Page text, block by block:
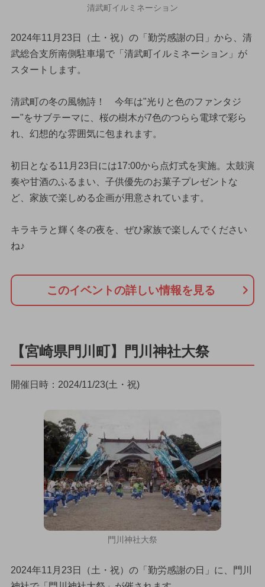
清武町イルミネーション
2024年11月23日（土・祝）の「勤労感謝の日」から、清
武総合支所南側駐車場で「清武町イルミネーション」が
スタートします。
清武町の冬の風物詩！ 今年は"光りと色のファンタジ
ー"をサブテーマに、桜の樹木が7色のつらら電球で彩ら
れ、幻想的な雰囲気に包まれます。
初日となる11月23日には17:00から点灯式を実施。太鼓演
奏や甘酒のふるまい、子供優先のお菓子プレゼントな
ど、家族で楽しめる企画が用意されています。
キラキラと輝く冬の夜を、ぜひ家族で楽しんでください
ね♪
このイベントの詳しい情報を見る
【宮崎県門川町】門川神社大祭
開催日時：2024/11/23(土・祝)
門川神社大祭
2024年11月23日（土・祝）の「勤労感謝の日」に、門川